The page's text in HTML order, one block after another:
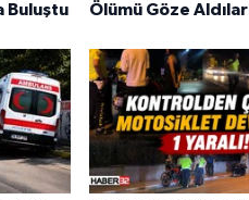
Buluştu
Ölümü Göze